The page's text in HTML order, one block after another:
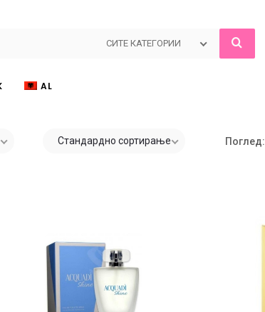
СИТЕ КАТЕГОРИИ
AL
Стандардно сортирање Поглед: